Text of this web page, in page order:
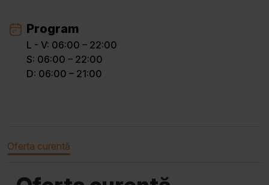
Program
L - V: 06:00 – 22:00
S: 06:00 – 22:00
D: 06:00 – 21:00
Oferta curentă